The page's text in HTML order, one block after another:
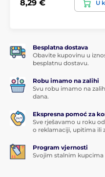
8,29 € U
Besplatna dostava
Obavite kupovinu u
besplatnu dostavu.
Robu imamo na zalihi
Svu robu imamo na
dana.
Ekspresna pomoć za
Sve rješavamo u roku
o reklamaciji, upitima ili
Program vjernosti
Svojim stalnim